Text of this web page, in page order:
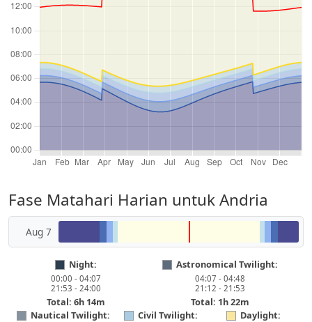
Fase Matahari Harian untuk Andria
Aug 7
Night:
00:00 - 04:07
21:53 - 24:00
Total: 6h 14m
Astronomical Twilight:
04:07 - 04:48
21:12 - 21:53
Total: 1h 22m
Nautical Twilight:
Civil Twilight: Daylight: